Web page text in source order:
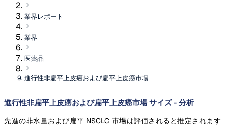
業界レポート
業界
医薬品
進行性非扁平上皮癌および扁平上皮癌市場
進行性非扁平上皮癌および扁平上皮癌市場 サイズ - 分析
先進の非水量および扁平 NSCLC 市場は評価されると推定されます